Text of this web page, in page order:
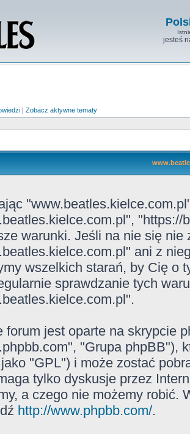
jesteś
| Zobacz aktywne tematy
warunki. Jeśli na nie się
ani z
wszelkich starań, by Cię o
sprawdzanie tych
forum jest oparte na skrypcie
"Grupa phpBB"),
"GPL") i może zostać
tylko dyskusje przez
a czego nie możemy robić.
http://www.phpbb.com/.